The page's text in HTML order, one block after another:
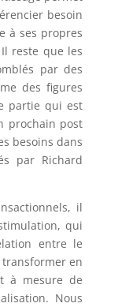
besoin
à ses propres
reste que les
par des
des figures
partie qui est
prochain post
besoins dans
par Richard
il
qui
entre le
en
à mesure de
Nous